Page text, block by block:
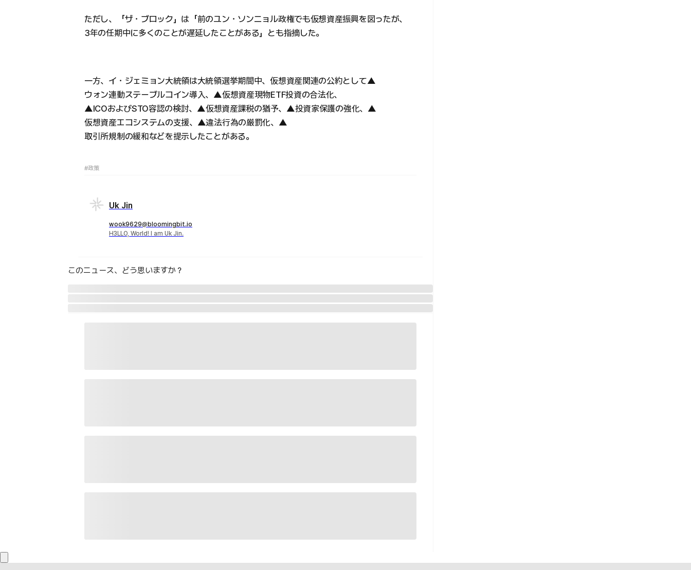
ただし、「ザ・ブロック」は「前のユン・ソンニョル政権でも仮想資産振興を図ったが、
3年の任期中に多くのことが遅延したことがある」とも指摘した。
一方、イ・ジェミョン大統領は大統領選挙期間中、仮想資産関連の公約として▲
ウォン連動ステーブルコイン導入、▲仮想資産現物ETF投資の合法化、
▲ICOおよびSTO容認の検討、▲仮想資産課税の猶予、▲投資家保護の強化、▲
仮想資産エコシステムの支援、▲違法行為の厳罰化、▲
取引所規制の緩和などを提示したことがある。
#政策
Uk Jin
wook9629@bloomingbit.io
H3LLO, World! I am Uk Jin.
このニュース、どう思いますか？